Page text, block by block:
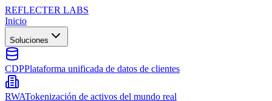
REFLECTER LABS
Inicio
Soluciones
CDPPlataforma unificada de datos de clientes
RWATokenización de activos del mundo real